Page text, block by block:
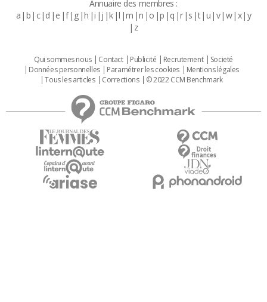
Annuaire des membres :
a b c d e f g h i j k l m n o p q r s t u v w x y
z
Qui sommes nous Contact Publicité Recrutement
Societé
Données personnelles
Paramétrer les cookies
Mentions légales
Tous les articles
Corrections © 2022 CCM Benchmark